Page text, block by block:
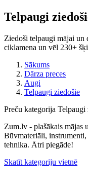
Telpaugi
Ziedoši telpaugi mājai
ciklamena un vēl 230+
Sākums
Dārza preces
Augi
Telpaugi ziedošie
Preču kategorija
Zum.lv - plašākais mājas
Būvmateriāli, instrumenti,
tehnika. Ātri piegāde!
Skatīt kategoriju vietnē